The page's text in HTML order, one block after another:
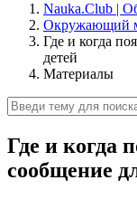
Nauka.Club |
Окружающий
Где и когда
детей
Материалы
Где и когда
сообщение